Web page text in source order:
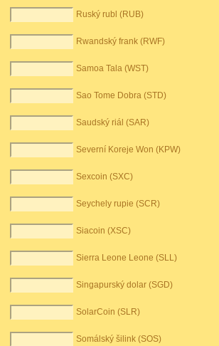
Ruský rubl (RUB)
Rwandský frank (RWF)
Samoa Tala (WST)
Sao Tome Dobra (STD)
Saudský riál (SAR)
Severní Koreje Won (KPW)
Sexcoin (SXC)
Seychely rupie (SCR)
Siacoin (XSC)
Sierra Leone Leone (SLL)
Singapurský dolar (SGD)
SolarCoin (SLR)
Somálský šilink (SOS)